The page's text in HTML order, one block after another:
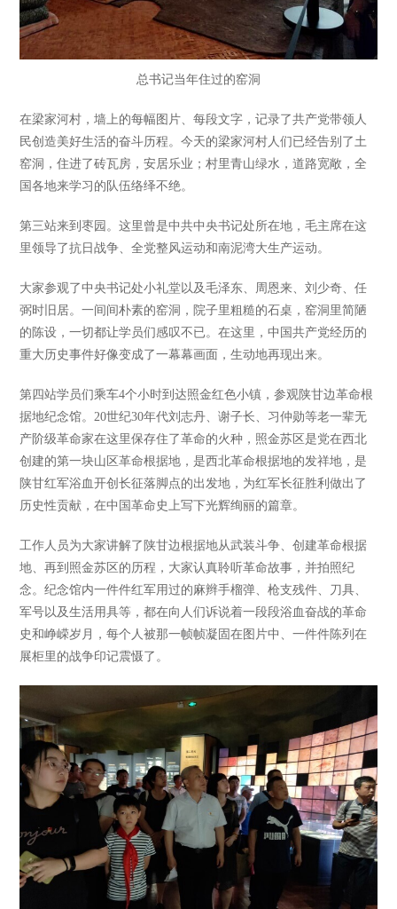
总书记当年住过的窑洞
在梁家河村，墙上的每幅图片、每段文字，记录了共产党带领人
民创造美好生活的奋斗历程。今天的梁家河村人们已经告别了土
窑洞，住进了砖瓦房，安居乐业；村里青山绿水，道路宽敞，全
国各地来学习的队伍络绎不绝。
第三站来到枣园。这里曾是中共中央书记处所在地，毛主席在这
里领导了抗日战争、全党整风运动和南泥湾大生产运动。
大家参观了中央书记处小礼堂以及毛泽东、周恩来、刘少奇、任
弼时旧居。一间间朴素的窑洞，院子里粗糙的石桌，窑洞里简陋
的陈设，一切都让学员们感叹不已。在这里，中国共产党经历的
重大历史事件好像变成了一幕幕画面，生动地再现出来。
第四站学员们乘车4个小时到达照金红色小镇，参观陕甘边革命根
据地纪念馆。20世纪30年代刘志丹、谢子长、习仲勋等老一辈无
产阶级革命家在这里保存住了革命的火种，照金苏区是党在西北
创建的第一块山区革命根据地，是西北革命根据地的发祥地，是
陕甘红军浴血开创长征落脚点的出发地，为红军长征胜利做出了
历史性贡献，在中国革命史上写下光辉绚丽的篇章。
工作人员为大家讲解了陕甘边根据地从武装斗争、创建革命根据
地、再到照金苏区的历程，大家认真聆听革命故事，并拍照纪
念。纪念馆内一件件红军用过的麻辫手榴弹、枪支残件、刀具、
军号以及生活用具等，都在向人们诉说着一段段浴血奋战的革命
史和峥嵘岁月，每个人被那一帧帧凝固在图片中、一件件陈列在
展柜里的战争印记震慑了。